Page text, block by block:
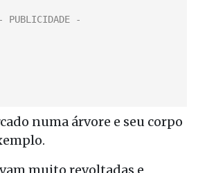
numa árvore e seu corpo